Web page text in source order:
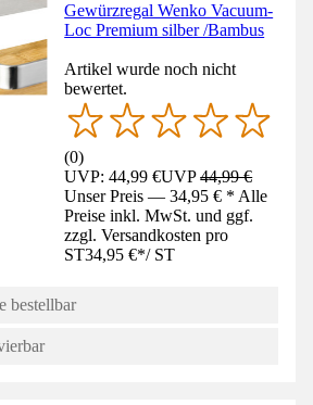
Gewürzregal Wenko Vacuum-
Loc Premium silber /Bambus
Artikel wurde noch nicht
bewertet.
(0)
UVP: 44,99 €UVP44,99 €
Unser Preis — 34,95 € * Alle
Preise inkl. MwSt. und ggf.
zzgl. Versandkosten pro
ST34,95 €*/ ST
bestellbar